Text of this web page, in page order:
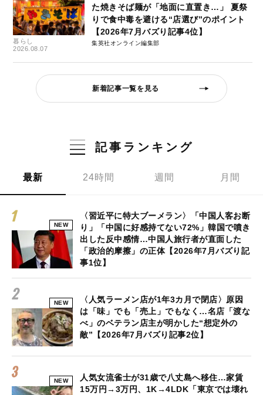
暮らし
2026.08.07
た焼きそば麺が「地面に直置き…」 夏祭
りで食中毒を避ける“店選び”のポイント
【2026年7月バズり記事4位】
集英社オンライン編集部
新着記事一覧を見る
記事ランキング
最新 24時間 週間 月間
NEW
〈習近平に特大ブーメラン〉「中国人客お断
り」「中国に好感持てない72%」韓国で噴き
出した反中感情…中国人旅行者が直面した
「政治的摩擦」の正体【2026年7月バズり記
事1位】
NEW
〈人気ラーメン店が1年3カ月で閉店〉原因
は「味」でも「売上」でもなく…名店「渡な
べ」のベテラン店主が明かした“想定外の
敵”【2026年7月バズり記事2位】
NEW
人気女流雀士が31歳で八丈島へ移住…家賃
15万円→3万円、1K→4LDK「東京では壊れ